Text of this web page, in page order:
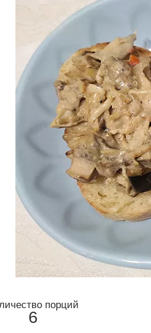
порций
6